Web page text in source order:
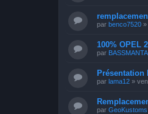
par benco7520 »
100% OPEL
par BASSMANTA
Présentation
par lama12 »
par GeoKustoms